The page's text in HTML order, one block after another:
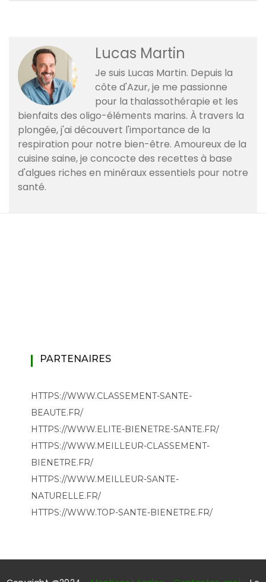
Lucas Martin
Je suis Lucas Martin. Depuis la
côte d'Azur, je me passionne
pour la thalassothérapie et les
bienfaits des oligo-éléments marins. À travers la
plongée, j'ai découvert l'importance de la
respiration pour notre bien-être. Amoureux de la
cuisine saine, je concocte des recettes à base
d'algues riches en minéraux essentiels pour notre
santé.
PARTENAIRES
HTTPS://WWW.CLASSEMENT-SANTE-
BEAUTE.FR/
HTTPS://WWW.ELITE-BIENETRE-SANTE.FR/
HTTPS://WWW.MEILLEUR-CLASSEMENT-
BIENETRE.FR/
HTTPS://WWW.MEILLEUR-SANTE-
NATURELLE.FR/
HTTPS://WWW.TOP-SANTE-BIENETRE.FR/